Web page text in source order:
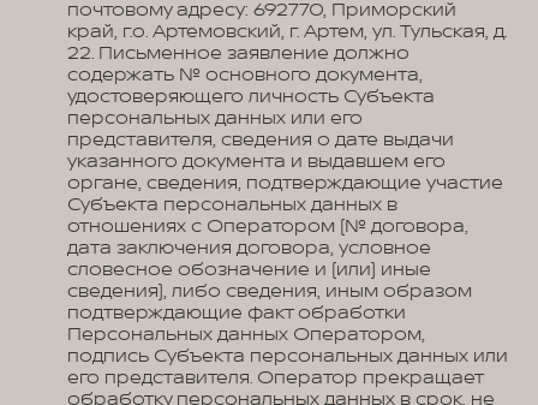
почтовому адресу: 692770, Приморский
край, г.о. Артемовский, г. Артем, ул. Тульская, д.
22. Письменное заявление должно
содержать № основного документа,
удостоверяющего личность Субъекта
персональных данных или его
представителя, сведения о дате выдачи
указанного документа и выдавшем его
органе, сведения, подтверждающие участие
Субъекта персональных данных в
отношениях с Оператором (№ договора,
дата заключения договора, условное
словесное обозначение и (или) иные
сведения), либо сведения, иным образом
подтверждающие факт обработки
Персональных данных Оператором,
подпись Субъекта персональных данных или
его представителя. Оператор прекращает
обработку персональных данных в срок, не